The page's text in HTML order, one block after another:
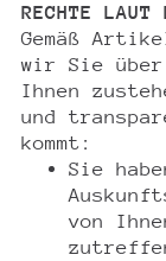
RECHTE LAUT
Gemäß
wir Sie
Ihnen
und
kommt:
Sie
von